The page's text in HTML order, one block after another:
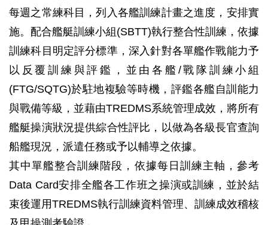
每週之常練科目，列入各艦訓練計畫之進度，安排實
施。配合艦艇訓練小組(SBTT)執行整合性訓練，依據
訓練科目明定評分標準，深入針對各單艦作戰能力予
以反覆訓練與評鑑，並由各艦/戰隊訓練小組
(FTG/SQTG)於駐地複驗等時機，評鑑各艦自訓能力
與戰備等級，並藉由TREDMS系統管理成效，將所有
艦艇操演狀況提供綜合性評比，以做為各級長官查詢
船艦現況，派遣任務或予以輔導之依據。
其中單艦整合訓練階段，依據每日訓練主軸，參考
Data Card安排全艦各工作班之操演或訓練，並於結
束後運用TREDMS執行訓練資料管理、訓練成效稽核